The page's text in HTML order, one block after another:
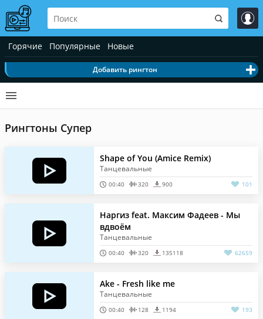
Горячие Популярные Новые
Добавить рингтон
Рингтоны Супер
Shape of You (Amice Remix)
Танцевальные
00:40 320 900 101
Наргиз feat. Максим Фадеев - Мы
вдвоём
Танцевальные
00:40 320 135118 62659
Ake - Fresh like me
Танцевальные
00:40 128 1194 193